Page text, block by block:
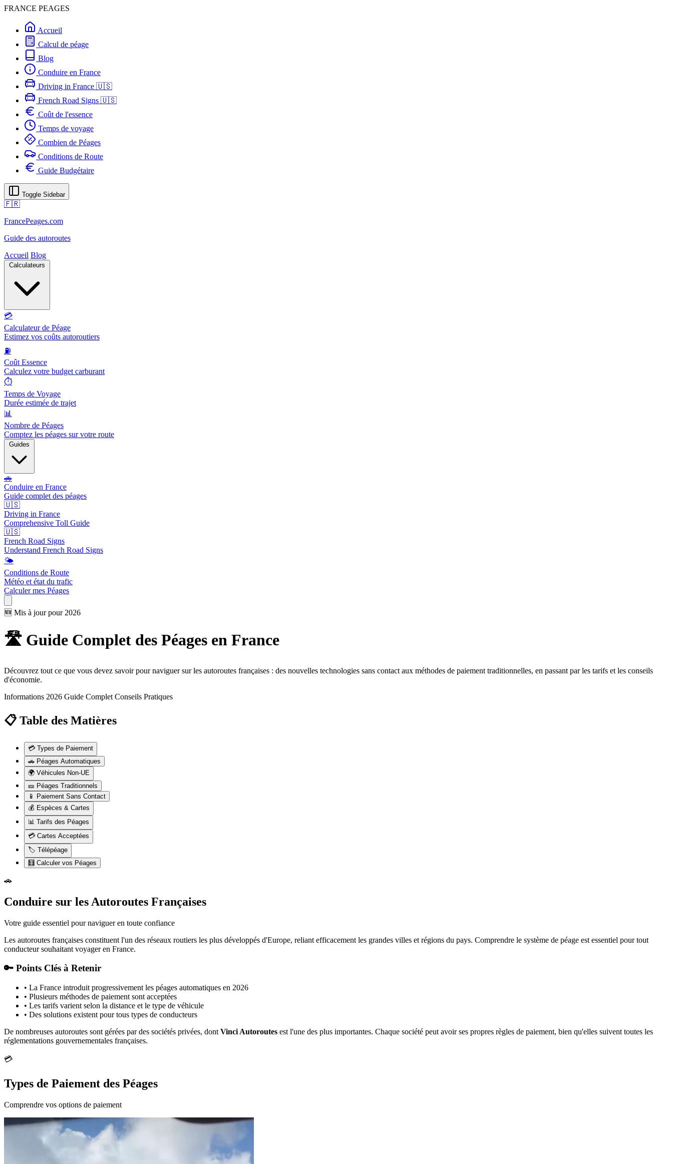
FRANCE PEAGES
Accueil
Calcul de péage
Blog
Conduire en France
Driving in France 🇺🇸
French Road Signs 🇺🇸
Coût de l'essence
Temps de voyage
Combien de Péages
Conditions de Route
Guide Budgétaire
Toggle Sidebar
🇫🇷
FrancePeages.com
Guide des autoroutes
Accueil Blog
Calculateurs
💳
Calculateur de Péage
Estimez vos coûts autoroutiers
⛽
Coût Essence
Calculez votre budget carburant
⏱️
Temps de Voyage
Durée estimée de trajet
📊
Nombre de Péages
Comptez les péages sur votre route
Guides
🚗
Conduire en France
Guide complet des péages
🇺🇸
Driving in France
Comprehensive Toll Guide
🇺🇸
French Road Signs
Understand French Road Signs
🌤️
Conditions de Route
Météo et état du trafic
Calculer mes Péages
🆕 Mis à jour pour 2026
🛣️ Guide Complet des Péages en France
Découvrez tout ce que vous devez savoir pour naviguer sur les autoroutes françaises : des nouvelles technologies sans contact aux méthodes de paiement traditionnelles, en passant par les tarifs et les conseils
d'économie.
Informations 2026 Guide Complet Conseils Pratiques
📋 Table des Matières
💳 Types de Paiement
🚗 Péages Automatiques
🌍 Véhicules Non-UE
🎫 Péages Traditionnels
📱 Paiement Sans Contact
💰 Espèces & Cartes
📊 Tarifs des Péages
💳 Cartes Acceptées
🏷️ Télépéage
🧮 Calculer vos Péages
🚗
Conduire sur les Autoroutes Françaises
Votre guide essentiel pour naviguer en toute confiance
Les autoroutes françaises constituent l'un des réseaux routiers les plus développés d'Europe, reliant efficacement les grandes villes et régions du pays. Comprendre le système de péage est essentiel pour tout
conducteur souhaitant voyager en France.
🔑 Points Clés à Retenir
• La France introduit progressivement les péages automatiques en 2026
• Plusieurs méthodes de paiement sont acceptées
• Les tarifs varient selon la distance et le type de véhicule
• Des solutions existent pour tous types de conducteurs
De nombreuses autoroutes sont gérées par des sociétés privées, dont Vinci Autoroutes est l'une des plus importantes. Chaque société peut avoir ses propres règles de paiement, bien qu'elles suivent toutes les
réglementations gouvernementales françaises.
💳
Types de Paiement des Péages
Comprendre vos options de paiement